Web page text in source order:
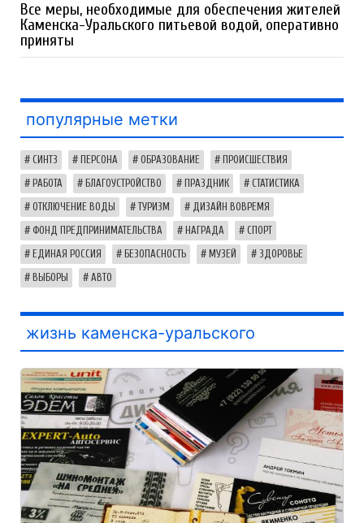
Все меры, необходимые для обеспечения жителей
Каменска-Уральского питьевой водой, оперативно
приняты
популярные метки
СИНТЗ ПЕРСОНА ОБРАЗОВАНИЕ ПРОИСШЕСТВИЯ
РАБОТА БЛАГОУСТРОЙСТВО ПРАЗДНИК СТАТИСТИКА
ОТКЛЮЧЕНИЕ ВОДЫ ТУРИЗМ ДИЗАЙН ВОВРЕМЯ
ФОНД ПРЕДПРИНИМАТЕЛЬСТВА НАГРАДА СПОРТ
ЕДИНАЯ РОССИЯ БЕЗОПАСНОСТЬ МУЗЕЙ ЗДОРОВЬЕ
ВЫБОРЫ АВТО
жизнь каменска-уральского